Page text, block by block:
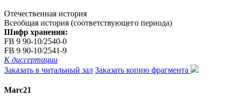
Отечественная история
Всеобщая история (соответствующего периода)
Шифр хранения:
FB 9 90-10/2540-0
FB 9 90-10/2541-9
К диссертации
Заказать в читальный зал Заказать копию фрагмента
Marc21